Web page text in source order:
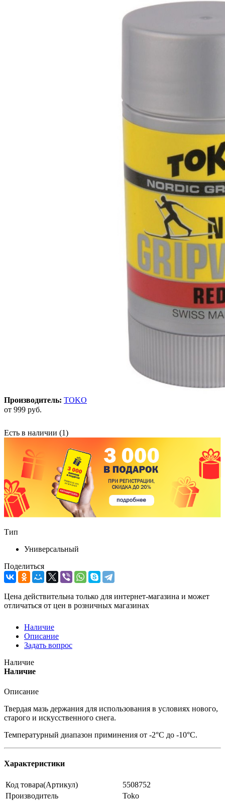
Производитель: TOKO
от 999 руб.
Есть в наличии (1)
Тип
Универсальный
Поделиться
Цена действительна только для интернет-магазина и может
отличаться от цен в розничных магазинах
Наличие
Описание
Задать вопрос
Наличие
Наличие
Описание
Твердая мазь держания для использования в условиях нового,
старого и искусственного снега.
Температурный диапазон приминения от -2°C до -10°C.
Характеристики
Код товара(Артикул)
5508752
Производитель
Toko